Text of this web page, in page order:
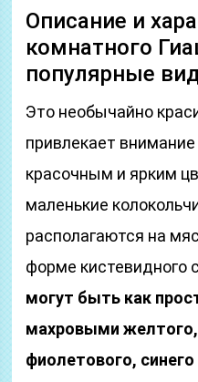
Описание и
комнатного
популярные
Это необычайно
привлекает
красочным и ярким
маленькие
располагаются на
форме кистевидного
могут быть как
махровыми желтого,
фиолетового,